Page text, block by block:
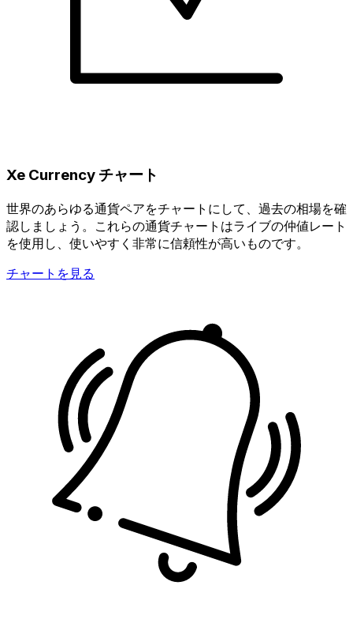
Xe Currency チャート
世界のあらゆる通貨ペアをチャートにして、過去の相場を確
認しましょう。これらの通貨チャートはライブの仲値レート
を使用し、使いやすく非常に信頼性が高いものです。
チャートを見る